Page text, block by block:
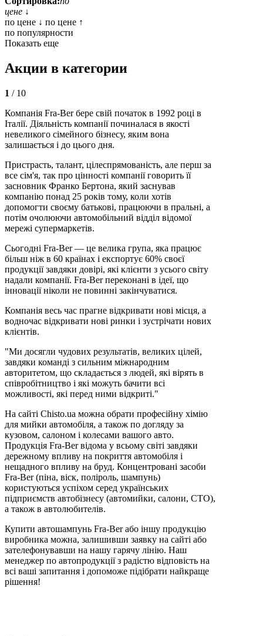
цене ↓
по цене ↓ по цене ↑
по популярности
Показать еще
Акции в категории
1 / 10
Компанія Fra-Ber бере свій початок в 1992 році в
Італії. Діяльність компанії починалася в якості
невеликого сімейного бізнесу, яким вона
залишається і до цього дня.
Пристрасть, талант, цілеспрямованість, але перш за
все сім'я, так про цінності компанії говорить її
засновник Франко Бертона, який заснував
компанію понад 25 років тому, коли хотів
допомогти своєму батькові, працюючи в пральні, а
потім очолюючи автомобільний відділ відомої
мережі супермаркетів.
Сьогодні Fra-Ber — це велика група, яка працює
більш ніж в 60 країнах і експортує 60% своєї
продукції завдяки довірі, які клієнти з усього світу
надали компанії. Fra-Ber переконані в ідеї, що
інновації ніколи не повинні закінчуватися.
Компанія весь час прагне відкривати нові місця, а
водночас відкривати нові ринки і зустрічати нових
клієнтів.
"Ми досягли чудових результатів, великих цілей,
завдяки команді з сильним міжнародним
авторитетом, що складається з людей, які вірять в
співробітництво і які можуть бачити всі
можливості, які перед ними відкриті."
На сайті Chisto.ua можна обрати професійну хімію
для мийки автомобіля, а також по догляду за
кузовом, салоном і колесами вашого авто.
Продукція Fra-Ber відома у всьому світі завдяки
дережному впливу на покриття автомобіля і
нещадного впливу на бруд. Концентровані засоби
Fra-Ber (піна, віск, поліроль, шампунь)
користуються успіхом серед українських
підприємств автобізнесу (автомийки, салони, СТО),
а також в автолюбителів.
Купити автошампунь Fra-Ber або іншу продукцію
виробника можна, залишивши заявку на сайті або
зателефонувавши на нашу гарячу лінію. Наш
менеджер по автопродукції з радістю відповість на
всі ваші запитання і допоможе підібрати найкраще
рішення!